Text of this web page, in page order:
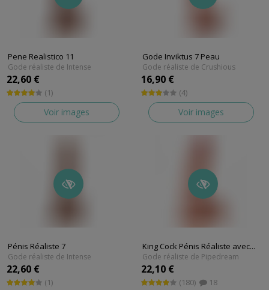
Pene Realistico 11
Gode réaliste de Intense
22,60 €
(1)
Voir images
Gode Inviktus 7 Peau
Gode réaliste de Crushious
16,90 €
(4)
Voir images
Pénis Réaliste 7
Gode réaliste de Intense
22,60 €
(1)
King Cock Pénis Réaliste avec...
Gode réaliste de Pipedream
22,10 €
(180) 18